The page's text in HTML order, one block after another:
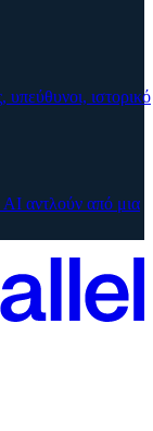
ιστορικό
AI αντλούν από μια